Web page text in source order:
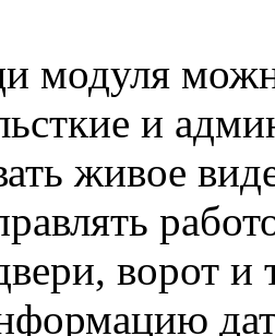
модуля
и
живое
ворот